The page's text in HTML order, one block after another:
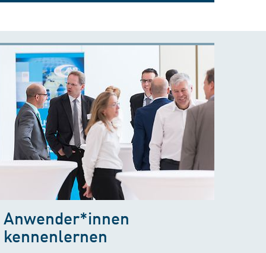
Anwender*innen
kennenlernen